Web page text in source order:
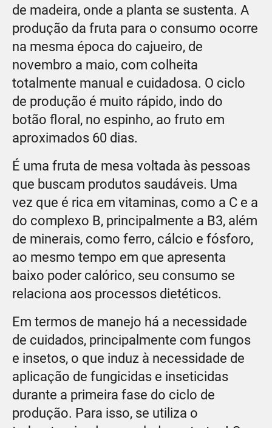
de madeira, onde a planta se sustenta. A
produção da fruta para o consumo ocorre
na mesma época do cajueiro, de
novembro a maio, com colheita
totalmente manual e cuidadosa. O ciclo
de produção é muito rápido, indo do
botão floral, no espinho, ao fruto em
aproximados 60 dias.
É uma fruta de mesa voltada às pessoas
que buscam produtos saudáveis. Uma
vez que é rica em vitaminas, como a C e a
do complexo B, principalmente a B3, além
de minerais, como ferro, cálcio e fósforo,
ao mesmo tempo em que apresenta
baixo poder calórico, seu consumo se
relaciona aos processos dietéticos.
Em termos de manejo há a necessidade
de cuidados, principalmente com fungos
e insetos, o que induz à necessidade de
aplicação de fungicidas e inseticidas
durante a primeira fase do ciclo de
produção. Para isso, se utiliza o